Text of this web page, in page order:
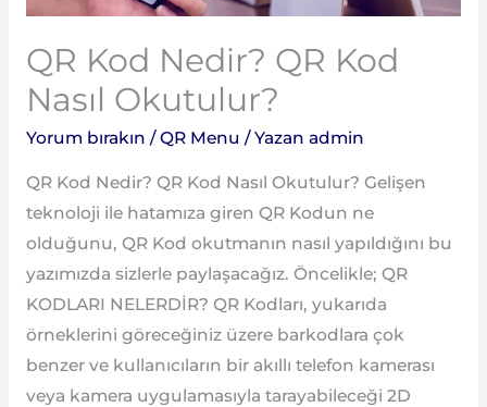
QR Kod Nedir? QR Kod
Nasıl Okutulur?
Yorum bırakın /QR Menu / Yazan admin
QR Kod Nedir? QR Kod Nasıl Okutulur? Gelişen
teknoloji ile hatamıza giren QR Kodun ne
olduğunu, QR Kod okutmanın nasıl yapıldığını bu
yazımızda sizlerle paylaşacağız. Öncelikle; QR
KODLARI NELERDİR? QR Kodları, yukarıda
örneklerini göreceğiniz üzere barkodlara çok
benzer ve kullanıcıların bir akıllı telefon kamerası
veya kamera uygulamasıyla tarayabileceği 2D